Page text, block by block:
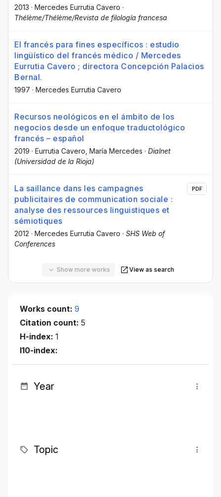
2013 · Mercedes Eurrutia Cavero ·
Thélème/Thélème/Revista de filología francesa
El francés para fines específicos : estudio
lingüístico del francés médico / Mercedes
Eurrutia Cavero ; directora Concepción Palacios
Bernal.
1997 · Mercedes Eurrutia Cavero
Recursos neológicos en el ámbito de los
negocios desde un enfoque traductológico
francés – español
2019 · Eurrutia Cavero, María Mercedes · Dialnet
(Universidad de la Rioja)
La saillance dans les campagnes
publicitaires de communication sociale :
analyse des ressources linguistiques et
sémiotiques
2012 · Mercedes Eurrutia Cavero · SHS Web of
Conferences
PDF
Show more works View as search
Works count: 9
Citation count: 5
H-index: 1
I10-index:
Year
Topic